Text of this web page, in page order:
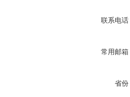
联系电话
常用邮箱
省份